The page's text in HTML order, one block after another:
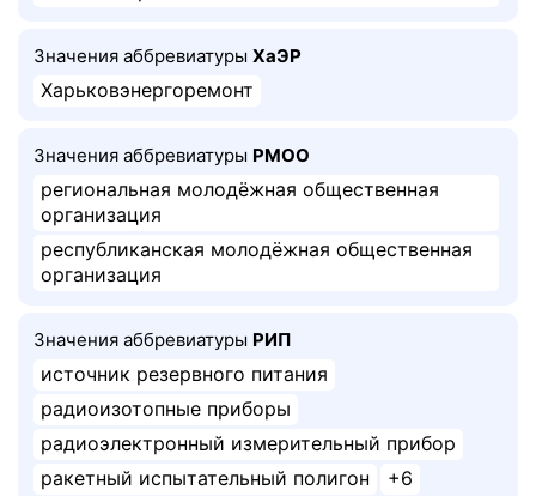
Значения аббревиатуры ХаЭР
Харьковэнергоремонт
Значения аббревиатуры РМОО
региональная молодёжная общественная
организация
республиканская молодёжная общественная
организация
Значения аббревиатуры РИП
источник резервного питания
радиоизотопные приборы
радиоэлектронный измерительный прибор
ракетный испытательный полигон
+6